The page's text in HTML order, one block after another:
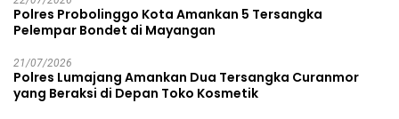
Polres Probolinggo Kota Amankan 5 Tersangka
Pelempar Bondet di Mayangan
21/07/2026
Polres Lumajang Amankan Dua Tersangka Curanmor
yang Beraksi di Depan Toko Kosmetik